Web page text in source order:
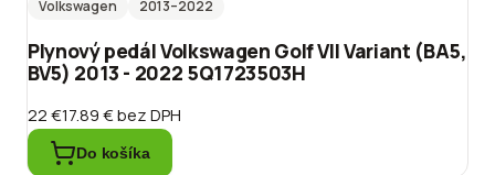
Volkswagen
2013–2022
Plynový pedál Volkswagen Golf VII Variant (BA5,
BV5) 2013 - 2022 5Q1723503H
22 €17.89 €bez DPH
Do košíka